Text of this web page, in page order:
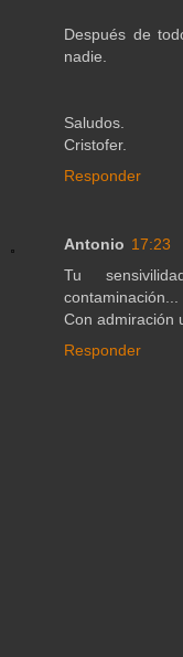
Después de
nadie.
Saludos.
Cristofer.
Responder
Antonio 17:23
Tu
contaminación...
Con admiración
Responder